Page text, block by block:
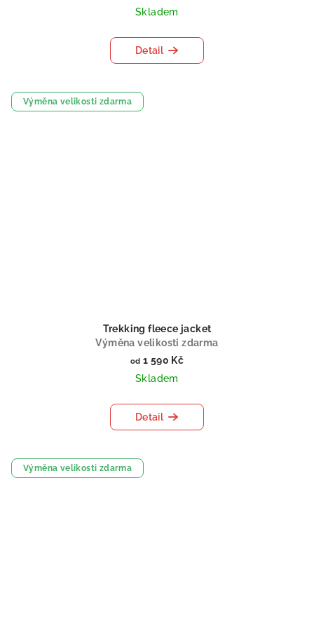
Skladem
Detail
Výměna velikosti zdarma
Trekking fleece jacket
Výměna velikosti zdarma
od 1 590 Kč
Skladem
Detail
Výměna velikosti zdarma